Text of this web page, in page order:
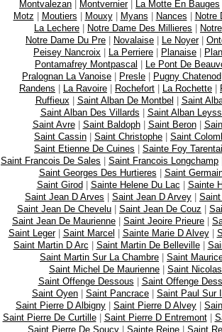
Montvalezan | Montvernier| La Motte En Bauges
Motz | Moutiers | Mouxy| Myans | Nances | Notre
La Lechere | Notre Dame Des Millieres |
Notre Dame Du Pre | Novalaise | Le Noyer|
Peisey Nancroix | La Perriere | Planaise |
Pontamafrey Montpascal | Le Pont De
Pralognan La Vanoise | Presle | Pugny Chatenod
Randens | La Ravoire | Rochefort | La Rochette |
Ruffieux | Saint Alban De Montbel | Saint
Saint Alban Des Villards | Saint Alban
Saint Avre| Saint Baldoph| Saint Beron|
Saint Cassin | Saint Christophe | Saint
Saint Etienne De Cuines | Sainte Foy
Saint Francois De Sales | Saint Francois Longchamp
Saint Georges Des Hurtieres | Saint
Saint Girod| Sainte Helene Du Lac | Sainte
Saint Jean D Arves | Saint Jean D Arvey |
Saint Jean De Chevelu | Saint Jean De Couz |
Saint Jean De Maurienne | Saint Jeoire Prieure |
Saint Leger| Saint Marcel | Sainte Marie D Alvey|
Saint Martin D Arc | Saint Martin De Belleville|
Saint Martin Sur La Chambre | Saint
Saint Michel De Maurienne | Saint
Saint Offenge Dessous | Saint Offenge
Saint Oyen | Saint Pancrace | Saint Paul Sur
Saint Pierre D Albigny | Saint Pierre D Alvey |
Saint Pierre De Curtille| Saint Pierre D Entremont|
Saint Pierre De Soucy| Sainte Reine| Saint